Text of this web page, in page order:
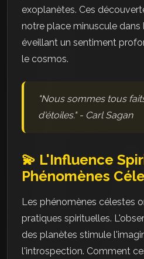
exoplanètes. Ces
notre place minuscule dans
éveillant un sentiment
le cosmos.
"Nous sommes tous
d'étoiles." - Carl Sagan
💫 L'Influence
Phénomènes
Les phénomènes célestes
pratiques spirituelles.
des planètes stimule
l'introspection. Comment